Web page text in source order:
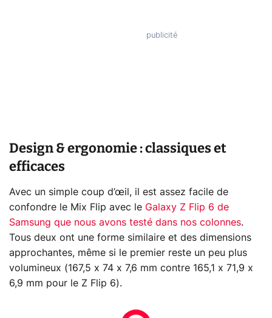
Design & ergonomie : classiques et
efficaces
Avec un simple coup d’œil, il est assez facile de
confondre le Mix Flip avec le Galaxy Z Flip 6 de
Samsung que nous avons testé dans nos colonnes.
Tous deux ont une forme similaire et des dimensions
approchantes, même si le premier reste un peu plus
volumineux (167,5 x 74 x 7,6 mm contre 165,1 x 71,9 x
6,9 mm pour le Z Flip 6).